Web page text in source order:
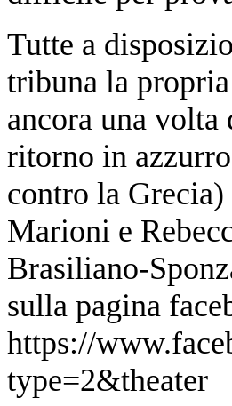
Tutte a
tribuna la
ancora una
ritorno in
contro la
Marioni e
Brasiliano-
sulla pagina
https://
type=2&theater